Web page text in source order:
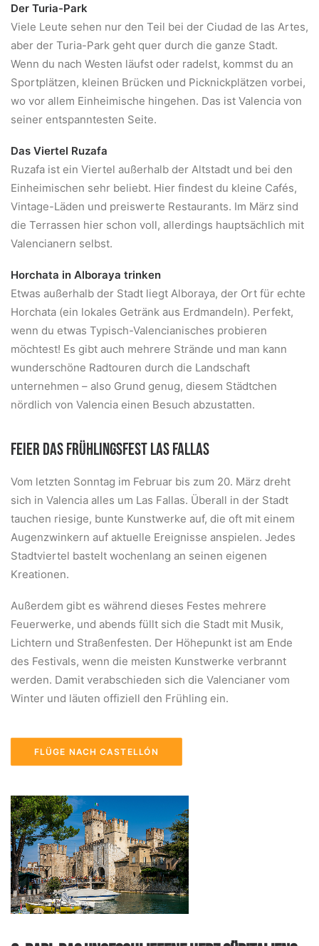
Der Turia-Park
Viele Leute sehen nur den Teil bei der Ciudad de las Artes,
aber der Turia-Park geht quer durch die ganze Stadt.
Wenn du nach Westen läufst oder radelst, kommst du an
Sportplätzen, kleinen Brücken und Picknickplätzen vorbei,
wo vor allem Einheimische hingehen. Das ist Valencia von
seiner entspanntesten Seite.
Das Viertel Ruzafa
Ruzafa ist ein Viertel außerhalb der Altstadt und bei den
Einheimischen sehr beliebt. Hier findest du kleine Cafés,
Vintage-Läden und preiswerte Restaurants. Im März sind
die Terrassen hier schon voll, allerdings hauptsächlich mit
Valencianern selbst.
Horchata in Alboraya trinken
Etwas außerhalb der Stadt liegt Alboraya, der Ort für echte
Horchata (ein lokales Getränk aus Erdmandeln). Perfekt,
wenn du etwas Typisch-Valencianisches probieren
möchtest! Es gibt auch mehrere Strände und man kann
wunderschöne Radtouren durch die Landschaft
unternehmen – also Grund genug, diesem Städtchen
nördlich von Valencia einen Besuch abzustatten.
FEIER DAS FRÜHLINGSFEST LAS FALLAS
Vom letzten Sonntag im Februar bis zum 20. März dreht
sich in Valencia alles um Las Fallas. Überall in der Stadt
tauchen riesige, bunte Kunstwerke auf, die oft mit einem
Augenzwinkern auf aktuelle Ereignisse anspielen. Jedes
Stadtviertel bastelt wochenlang an seinen eigenen
Kreationen.
Außerdem gibt es während dieses Festes mehrere
Feuerwerke, und abends füllt sich die Stadt mit Musik,
Lichtern und Straßenfesten. Der Höhepunkt ist am Ende
des Festivals, wenn die meisten Kunstwerke verbrannt
werden. Damit verabschieden sich die Valencianer vom
Winter und läuten offiziell den Frühling ein.
FLÜGE NACH CASTELLÓN